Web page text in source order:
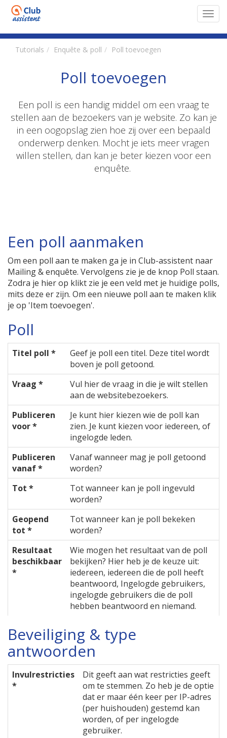
Tutorials Enquête & poll Poll toevoegen
Poll toevoegen
Een poll is een handig middel om een vraag te
stellen aan de bezoekers van je website. Zo kan je
in een oogopslag zien hoe zij over een bepaald
onderwerp denken. Mocht je iets meer vragen
willen stellen, dan kan je beter kiezen voor een
enquête.
Een poll aanmaken
Om een poll aan te maken ga je in Club-assistent naar
Mailing & enquête. Vervolgens zie je de knop Poll staan.
Zodra je hier op klikt zie je een veld met je huidige polls,
mits deze er zijn. Om een nieuwe poll aan te maken klik
je op 'Item toevoegen'.
Poll
Titel poll *
Geef je poll een titel. Deze titel wordt
boven je poll getoond.
Vraag *
Vul hier de vraag in die je wilt stellen
aan de websitebezoekers.
Publiceren
voor *
Je kunt hier kiezen wie de poll kan
zien. Je kunt kiezen voor iedereen, of
ingelogde leden.
Publiceren
vanaf *
Vanaf wanneer mag je poll getoond
worden?
Tot *
Tot wanneer kan je poll ingevuld
worden?
Geopend
tot *
Tot wanneer kan je poll bekeken
worden?
Resultaat
beschikbaar
*
Wie mogen het resultaat van de poll
bekijken? Hier heb je de keuze uit:
iedereen, iedereen die de poll heeft
beantwoord, Ingelogde gebruikers,
ingelogde gebruikers die de poll
hebben beantwoord en niemand.
Beveiliging & type
antwoorden
Invulrestricties
*
Dit geeft aan wat restricties geeft
om te stemmen. Zo heb je de optie
dat er maar één keer per IP-adres
(per huishouden) gestemd kan
worden, of per ingelogde
gebruiker.